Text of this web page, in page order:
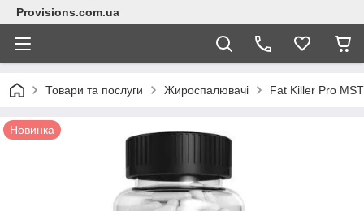
Provisions.com.ua
Товари та послуги Жироспалювачі Fat Killer Pro
Новинка